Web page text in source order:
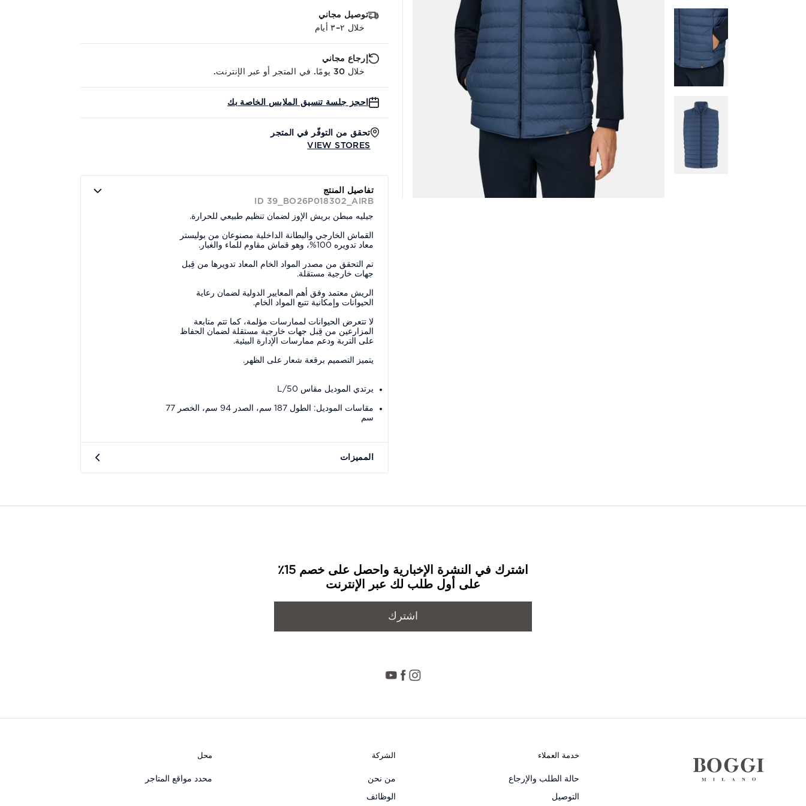
توصيل مجاني
خلال ٢–٣ أيام
إرجاع مجاني
خلال 30 يومًا. في المتجر أو عبر الإنترنت.
احجز جلسة تنسيق الملابس الخاصة بك
تحقق من التوفّر في المتجر
VIEW STORES
تفاصيل المنتج
ID 39_BO26P018302_AIRB
جيليه مبطن بريش الإوز لضمان تنظيم طبيعي للحرارة.
القماش الخارجي والبطانة الداخلية مصنوعان من بوليستر
معاد تدويره 100%، وهو قماش مقاوم للماء والغبار.
تم التحقق من مصدر المواد الخام المعاد تدويرها من قِبل
جهات خارجية مستقلة.
الريش معتمد وفق أهم المعايير الدولية لضمان رعاية
الحيوانات وإمكانية تتبع المواد الخام.
لا تتعرض الحيوانات لممارسات مؤلمة، كما تتم متابعة
المزارعين من قِبل جهات خارجية مستقلة لضمان الحفاظ
على التربة ودعم ممارسات الإدارة البيئية.
يتميز التصميم برقعة شعار على الظهر.
يرتدي الموديل مقاس L/50
مقاسات الموديل: الطول 187 سم، الصدر 94 سم، الخصر 77
سم
المميزات
اشترك في النشرة الإخبارية واحصل على خصم 15٪
على أول طلب لك عبر الإنترنت
اشترك
خدمة العملاء
حالة الطلب والإرجاع
التوصيل
الشركة
من نحن
الوظائف
محل
محدد مواقع المتاجر